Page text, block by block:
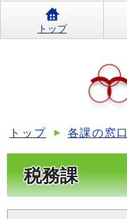
トップ
トップ 各課の窓口
税務課